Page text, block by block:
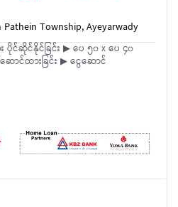
Township, Ayeyarwady
င်ဆိုင်နိုင်ခြင်း ▶ ပေ ၅၀ x ပေ ၄၀
ာင်ထားခြင်း ▶ ငွေဆောင်